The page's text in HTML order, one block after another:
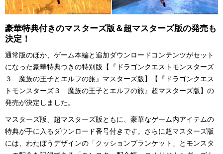
豪華特典付きのマスターズ版＆超マスターズ版の発売も
決定！
通常版のほか、ゲーム本編と追加ダウンロードコンテンツがセット
になった豪華特典つきの特別版【『ドラゴンクエストモンスターズ
３ 魔族の王子とエルフの旅』マスターズ版】【『ドラゴンクエス
トモンスターズ３ 魔族の王子とエルフの旅』超マスターズ版】の
発売が決定しました。
マスターズ版、超マスターズ版ともに、豪華なゲーム内アイテムの
特典が手に入るダウンロード番号付きです。さらに超マスターズ版
には、わたぼうデザインの「クッションブランケット」とモンスタ